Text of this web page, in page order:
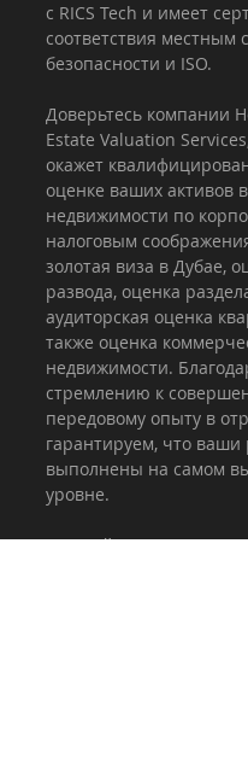
с RICS Tech и имеет
соответствия местным
безопасности и ISO.
Доверьтесь компании
Estate Valuation
окажет
оценке ваших активов
недвижимости по
налоговым
золотая виза в Дубае,
развода, оценка
аудиторская оценка
также оценка
недвижимости.
стремлению к
передовому опыту в
гарантируем, что ваши
выполнены на самом
уровне.
Раскройте весь